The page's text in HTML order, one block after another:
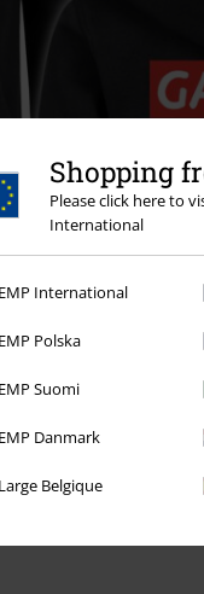
Shopping
Please click here to
International
EMP International
EMP Polska
EMP Suomi
EMP Danmark
Large Belgique